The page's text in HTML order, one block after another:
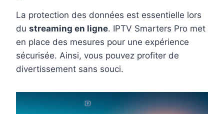
La protection des données est essentielle lors
du streaming en ligne. IPTV Smarters Pro met
en place des mesures pour une expérience
sécurisée. Ainsi, vous pouvez profiter de
divertissement sans souci.